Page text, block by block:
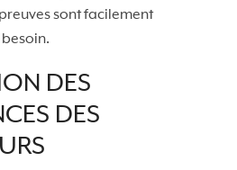
sont facilement
DES
DES